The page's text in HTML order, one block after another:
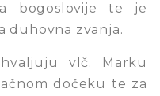
bogoslovije te je
duhovna zvanja.
vlč. Marku
dočeku te za